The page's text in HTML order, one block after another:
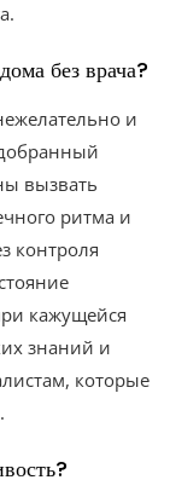
без врача?
и
вызвать
ритма и
контроля
кажущейся
знаний и
которые